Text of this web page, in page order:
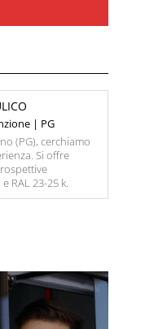
| PG
(PG), cerchiamo
Si offre
RAL 23-25 k.